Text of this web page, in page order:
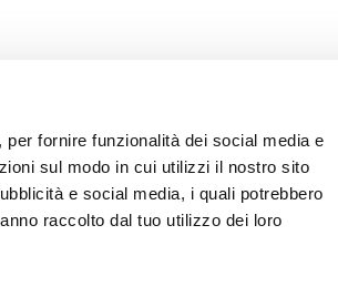
fornire funzionalità dei social media e
sul modo in cui utilizzi il nostro sito
e social media, i quali potrebbero
raccolto dal tuo utilizzo dei loro
Follow us